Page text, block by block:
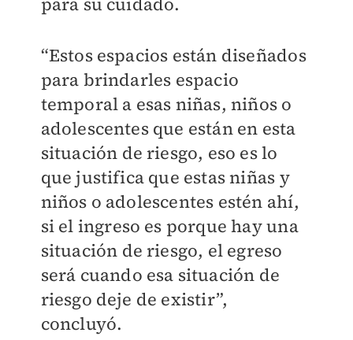
“Estos espacios están diseñados
para brindarles espacio
temporal a esas niñas, niños o
adolescentes que están en esta
situación de riesgo, eso es lo
que justifica que estas niñas y
niños o adolescentes estén ahí,
si el ingreso es porque hay una
situación de riesgo, el egreso
será cuando esa situación de
riesgo deje de existir”,
concluyó.